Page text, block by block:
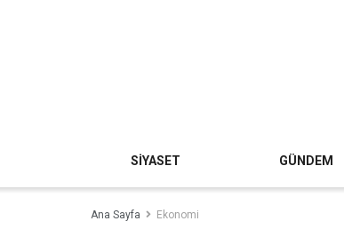
SİYASET GÜNDEM
Ana Sayfa Ekonomi